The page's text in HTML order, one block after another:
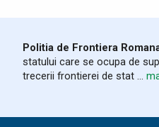
Politia de Frontiera
statului care se ocupa de
trecerii frontierei de stat ...